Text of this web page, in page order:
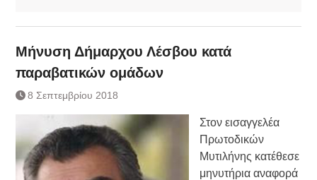
Μήνυση Δήμαρχου Λέσβου κατά
παραβατικών ομάδων
8 Σεπτεμβρίου 2018
Στον εισαγγελέα
Πρωτοδικών
Μυτιλήνης κατέθεσε
μηνυτήρια αναφορά